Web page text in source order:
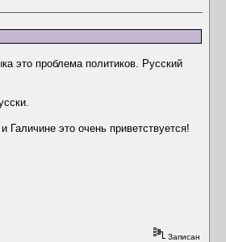
это проблема политиков. Русский
это очень приветствуется!
Записан